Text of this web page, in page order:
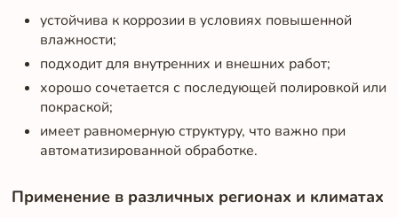
устойчива к коррозии в условиях повышенной
влажности;
подходит для внутренних и внешних работ;
хорошо сочетается с последующей полировкой или
покраской;
имеет равномерную структуру, что важно при
автоматизированной обработке.
Применение в различных регионах и климатах